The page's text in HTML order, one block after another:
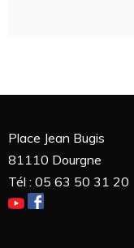
Place Jean Bugis
81110 Dourgne
Tél : 05 63 50 31 20